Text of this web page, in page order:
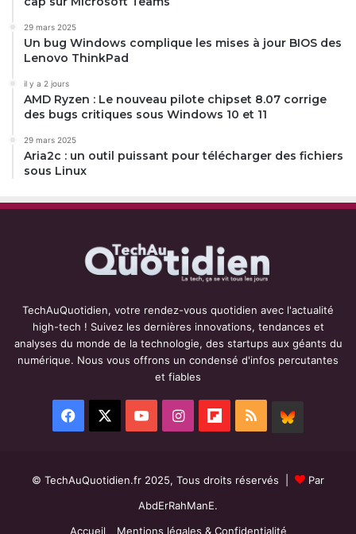
29 mars 2025
Un bug Windows complique les mises à jour BIOS des
Lenovo ThinkPad
il y a 2 jours
AMD Ryzen : Le nouveau pilote chipset 8.07 corrige
des bugs critiques sous Windows 10 et 11
29 mars 2025
Aria2c : un outil puissant pour télécharger des fichiers
sous Linux
TechAuQuotidien, votre rendez-vous quotidien avec l'actualité
high-tech ! Suivez les dernières innovations, tendances et
analyses du monde de la technologie, des startups aux géants du
numérique. Nous vous offrons un condensé d'infos percutantes
et fiables
Facebook YouTubeInstagramFlipboard
RSS
© TechAuQuotidien.fr 2025, Tous droits réservés |
Par
AbdErRahManE.
Accueil
Mentions légales & Confidentialité